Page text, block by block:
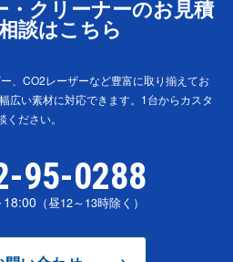
・クリーナーのお見積
談はこちら
、CO2レーザーなど豊富に取り揃えてお
幅広い素材に対応できます。1台からカスタ
ださい。
95-0288
（昼12～13時除く）